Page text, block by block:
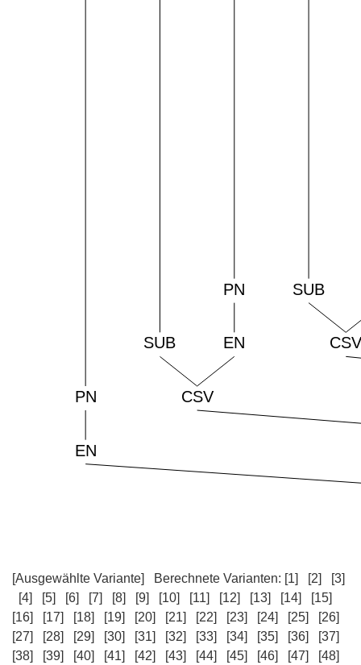
[Ausgewählte Variante] Berechnete Varianten: [1] [2]
[3]
[4]
[5] [6] [7] [8] [9] [10] [11] [12] [13] [14]
[15]
[16]
[17] [18] [19] [20] [21] [22] [23] [24] [25]
[26]
[27]
[28] [29] [30] [31] [32] [33] [34] [35] [36]
[37]
[38]
[39] [40] [41] [42] [43] [44] [45] [46] [47]
[48]